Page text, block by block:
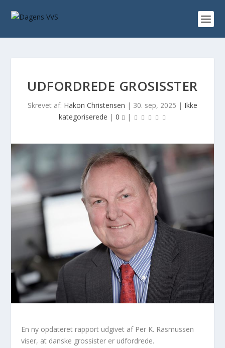
UDFORDREDE GROSISSTER
Skrevet af: Hakon Christensen | 30. sep, 2025 | Ikke
kategoriserede | 0 |
En ny opdateret rapport udgivet af Per K. Rasmussen
viser, at danske grossister er udfordrede.